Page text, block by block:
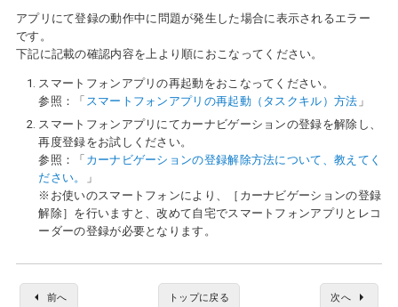
アプリにて登録の動作中に問題が発生した場合に表示されるエラー
です。
下記に記載の確認内容を上より順におこなってください。
スマートフォンアプリの再起動をおこなってください。
参照：「 スマートフォンアプリの再起動（タスクキル）方法 」
スマートフォンアプリにてカーナビゲーションの登録を解除し、
再度登録をお試しください。
参照：「 カーナビゲーションの登録解除方法について、教えてく
ださい。
」
※お使いのスマートフォンにより、［カーナビゲーションの登録
解除］を行いますと、改めて自宅でスマートフォンアプリとレコ
ーダーの登録が必要となります。
前へ トップに戻る 次へ